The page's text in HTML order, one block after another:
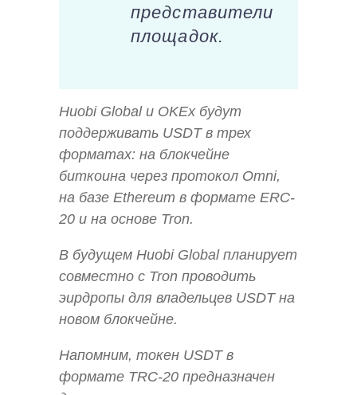
представители
площадок.
Huobi Global и OKEx будут
поддерживать USDT в трех
форматах: на блокчейне
биткоина через протокол Omni,
на базе Ethereum в формате ERC-
20 и на основе Tron.
В будущем Huobi Global планирует
совместно с Tron проводить
эирдропы для владельцев USDT на
новом блокчейне.
Напомним, токен USDT в
формате TRC-20 предназначен